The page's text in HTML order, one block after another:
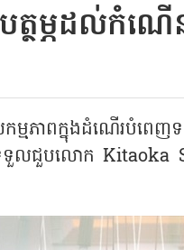
ថម្ភដល់កំណើ
កម្មភាពក្នុងដំណើរបំពេ
បលោក Kitaoka